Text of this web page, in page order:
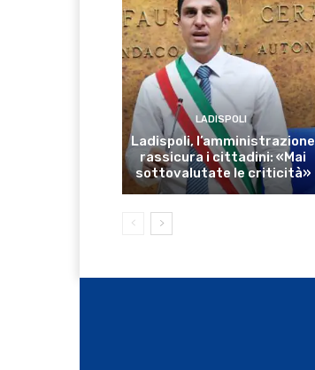
LADISPOLI
Ladispoli, l’amministrazione
rassicura i cittadini: «Mai
sottovalutate le criticità»